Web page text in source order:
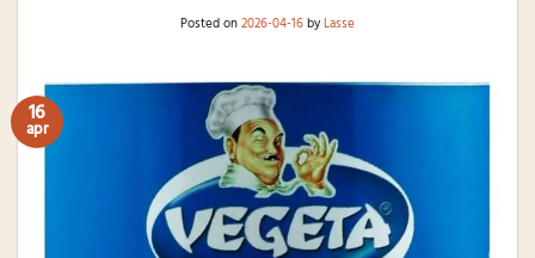
Posted on2026-04-16byLasse
16
apr